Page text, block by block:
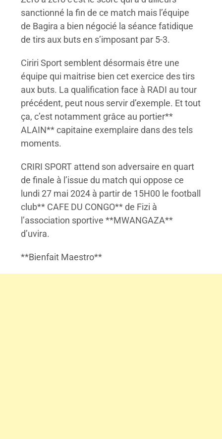
sanctionné la fin de ce match mais l’équipe
de Bagira a bien négocié la séance fatidique
de tirs aux buts en s’imposant par 5-3.
Ciriri Sport semblent désormais être une
équipe qui maitrise bien cet exercice des tirs
aux buts. La qualification face à RADI au tour
précédent, peut nous servir d’exemple. Et tout
ça, c’est notamment grâce au portier**
ALAIN** capitaine exemplaire dans des tels
moments.
CRIRI SPORT attend son adversaire en quart
de finale à l’issue du match qui oppose ce
lundi 27 mai 2024 à partir de 15H00 le football
club** CAFE DU CONGO** de Fizi à
l’association sportive **MWANGAZA**
d’uvira.
**Bienfait Maestro**